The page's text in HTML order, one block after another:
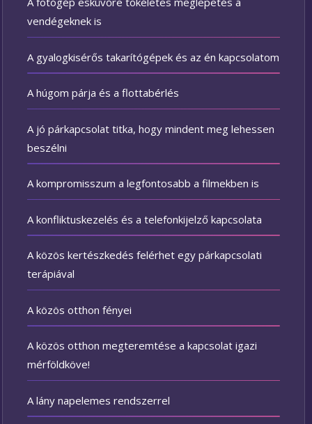
vendégeknek is
A gyalogkisérős takarítógépek és az én kapcsolatom
A húgom párja és a flottabérlés
A jó párkapcsolat titka, hogy mindent meg lehessen
beszélni
A kompromisszum a legfontosabb a filmekben is
A konfliktuskezelés és a telefonkijelző kapcsolata
A közös kertészkedés felérhet egy párkapcsolati
terápiával
A közös otthon fényei
A közös otthon megteremtése a kapcsolat igazi
mérföldköve!
A lány napelemes rendszerrel